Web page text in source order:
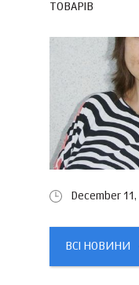
ТОВАРІВ
December 11,
ВСІ НОВИНИ